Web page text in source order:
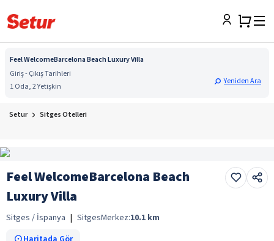
Feel WelcomeBarcelona Beach Luxury Villa
Giriş - Çıkış Tarihleri
1 Oda, 2 Yetişkin
Yeniden Ara
Setur Sitges Otelleri
Feel WelcomeBarcelona Beach
Luxury Villa
Sitges / İspanya | SitgesMerkez:10.1 km